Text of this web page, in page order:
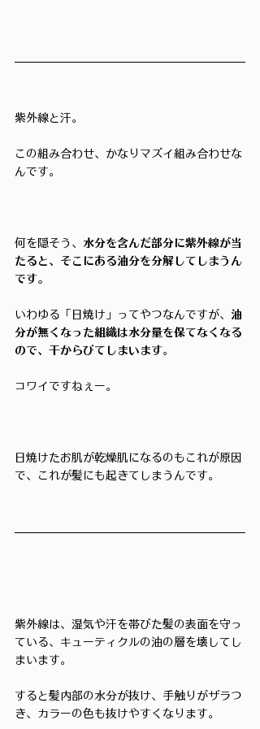
紫外線と汗。
この組み合わせ、かなりマズイ組み合わせな
んです。
何を隠そう、 水分を含んだ部分に紫外線が当
たると、そこにある油分を分解してしまうん
です。
いわゆる「日焼け」ってやつなんですが、 油
分が無くなった組織は水分量を保てなくなる
ので、干からびてしまいます。
コワイですねぇー。
日焼けたお肌が乾燥肌になるのもこれが原因
で、これが髪にも起きてしまうんです。
紫外線は、湿気や汗を帯びた髪の表面を守っ
ている、キューティクルの油の層を壊してし
まいます。
すると髪内部の水分が抜け、手触りがザラつ
き、カラーの色も抜けやすくなります。